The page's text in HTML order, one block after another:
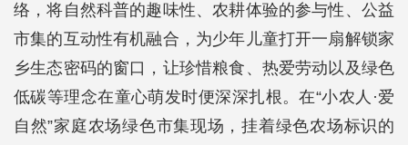
络，将自然科普的趣味性、农耕体验的参与性、公益
市集的互动性有机融合，为少年儿童打开一扇解锁家
乡生态密码的窗口，让珍惜粮食、热爱劳动以及绿色
低碳等理念在童心萌发时便深深扎根。在“小农人·爱
自然”家庭农场绿色市集现场，挂着绿色农场标识的